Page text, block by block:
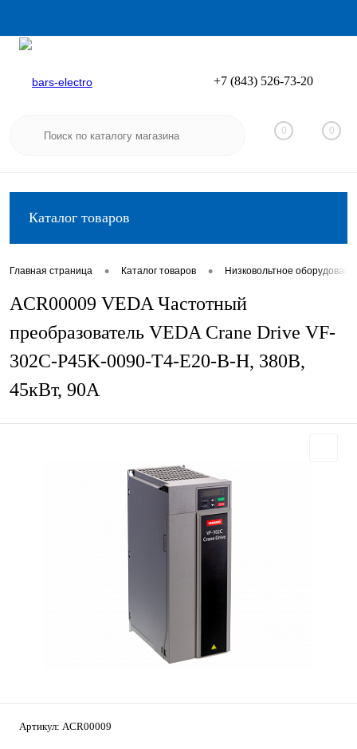
Вход
+7 (843) 526-73-20
0 0
Каталог товаров
Главная страница • Каталог товаров • Низковольтное
ACR00009 VEDA Частотный
преобразователь VEDA Crane Drive VF-
302C-P45K-0090-T4-E20-B-H, 380В,
45кВт, 90А
Артикул: ACR00009